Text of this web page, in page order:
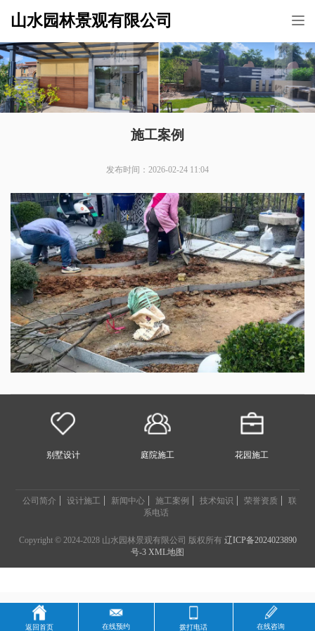
山水园林景观有限公司
施工案例
发布时间：2026-02-24 11:04
别墅设计 庭院施工 花园施工
公司简介 设计施工 新闻中心 施工案例 技术知识 荣誉资质
联
系电话
Copyright © 2024-2028 山水园林景观有限公司 版权所有 辽ICP备2024023890
号-3 XML地图
返回首页 在线预约 拨打电话 在线咨询